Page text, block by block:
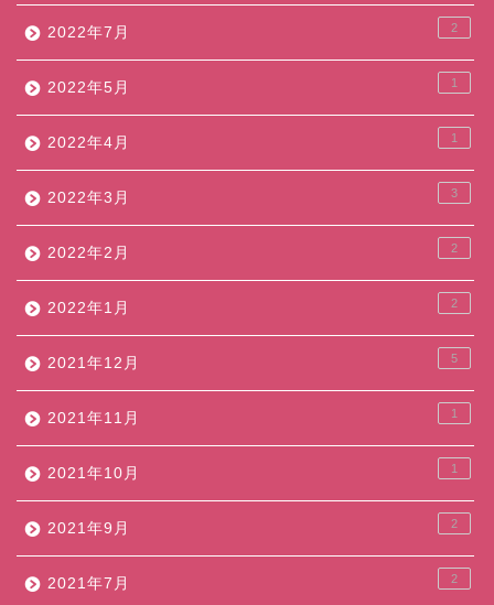
2022年7月 2
2022年5月 1
2022年4月 1
2022年3月 3
2022年2月 2
2022年1月 2
2021年12月 5
2021年11月 1
2021年10月 1
2021年9月 2
2021年7月 2